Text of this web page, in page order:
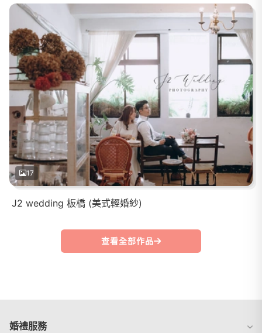
17
J2 wedding 板橋 (美式輕婚紗)
查看全部作品
婚禮服務